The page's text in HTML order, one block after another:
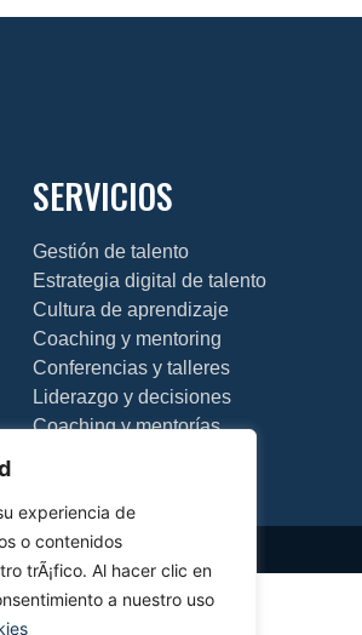
experiencia de
o contenidos
trÃ¡fico. Al hacer clic en
a nuestro uso
SERVICIOS
Gestión de talento
Estrategia digital de talento
Cultura de aprendizaje
Coaching y mentoring
Conferencias y talleres
Liderazgo y decisiones
Coaching y mentorías
legalDiseño web